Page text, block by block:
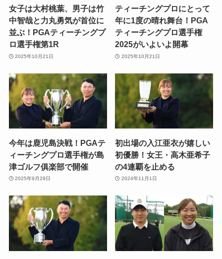
女子は大村桃葉、男子は竹
中智哉と力丸勇気が首位に
並ぶ！PGAティーチングプ
ロ選手権第1R
2025年10月21日
ティーチングプロにとって
年に1度の晴れ舞台！PGA
ティーチングプロ選手権
2025がいよいよ開幕
2025年10月21日
今年は鹿児島決戦！PGAテ
ィーチングプロ選手権が島
津ゴルフ俱楽部で開催
2025年9月29日
初出場の入江亜衣が嬉しい
初優勝！女王・高木亜希子
の4連覇を止める
2024年11月1日